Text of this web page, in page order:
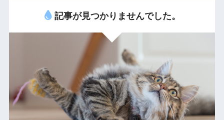
記事が見つかりませんでした。